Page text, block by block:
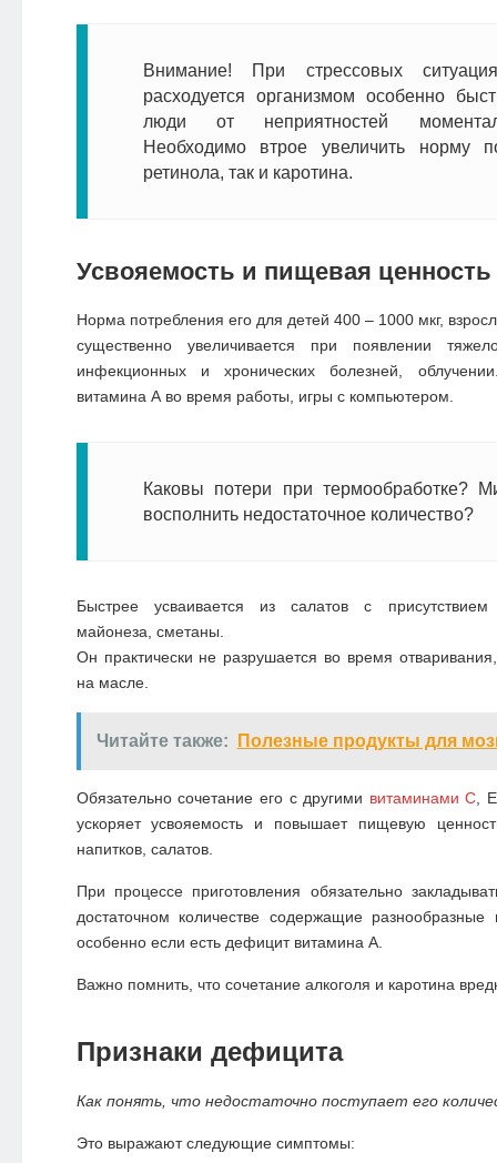
Внимание! При стрессовых
расходуется организмом особенно
люди от неприятностей
Необходимо втрое увеличить норму
ретинола, так и каротина.
Усвояемость и пищевая ценность
Норма потребления его для детей 400 – 1000 мкг,
существенно увеличивается при появлении
инфекционных и хронических болезней,
витамина А во время работы, игры с компьютером.
Каковы потери при термообработке?
восполнить недостаточное количество?
Быстрее усваивается из салатов с присутствием
майонеза, сметаны.
Он практически не разрушается во время
на масле.
Читайте также: Полезные продукты для
Обязательно сочетание его с другими витаминами С ,
ускоряет усвояемость и повышает пищевую
напитков, салатов.
При процессе приготовления обязательно
достаточном количестве содержащие
особенно если есть дефицит витамина А.
Важно помнить, что сочетание алкоголя и каротина
Признаки дефицита
Как понять, что недостаточно поступает его
Это выражают следующие симптомы: